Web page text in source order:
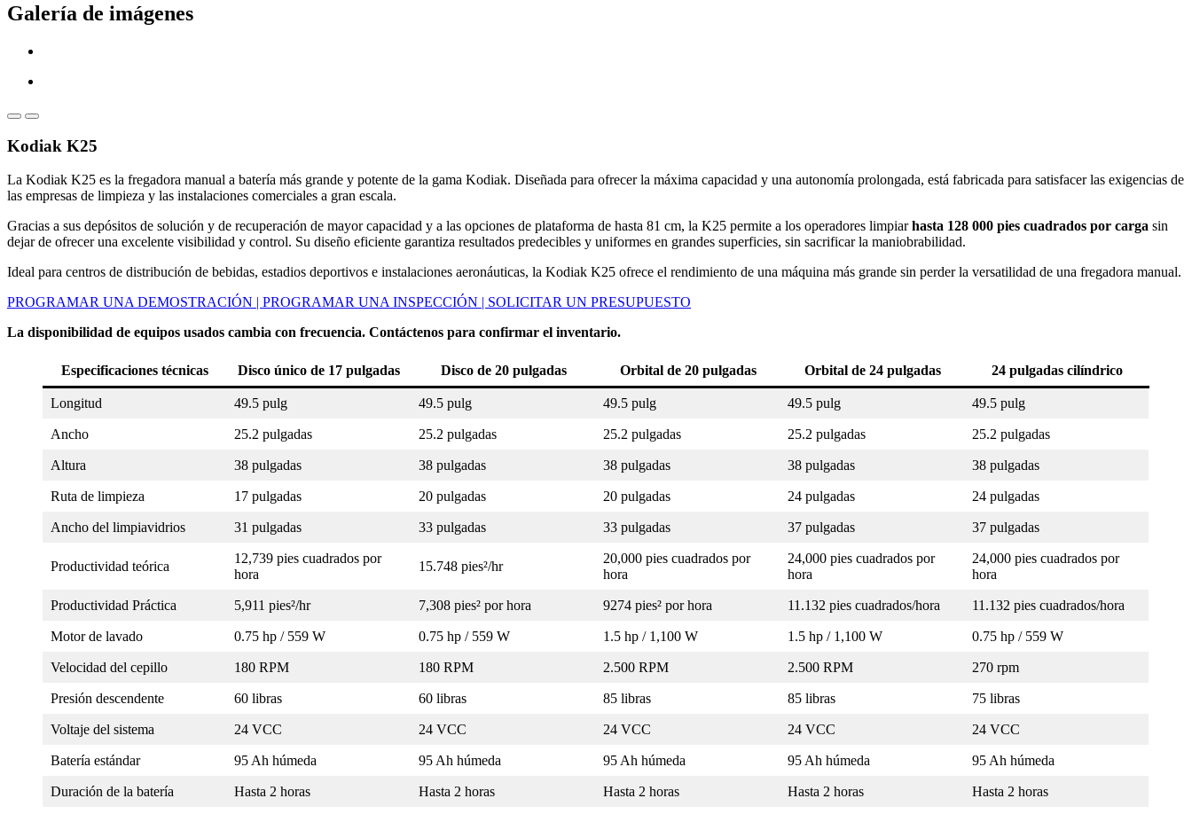
Galería de imágenes
Kodiak K25
La Kodiak K25 es la fregadora manual a batería más grande y potente de la gama Kodiak. Diseñada para ofrecer la máxima capacidad y una autonomía prolongada, está fabricada para satisfacer las exigencias de
las empresas de limpieza y las instalaciones comerciales a gran escala.
Gracias a sus depósitos de solución y de recuperación de mayor capacidad y a las opciones de plataforma de hasta 81 cm, la K25 permite a los operadores limpiarhasta 128 000 pies cuadrados por carga sin
dejar de ofrecer una excelente visibilidad y control. Su diseño eficiente garantiza resultados predecibles y uniformes en grandes superficies, sin sacrificar la maniobrabilidad.
Ideal para centros de distribución de bebidas, estadios deportivos e instalaciones aeronáuticas, la Kodiak K25 ofrece el rendimiento de una máquina más grande sin perder la versatilidad de una fregadora manual.
PROGRAMAR UNA DEMOSTRACIÓN | PROGRAMAR UNA INSPECCIÓN | SOLICITAR UN PRESUPUESTO
La disponibilidad de equipos usados cambia con frecuencia. Contáctenos para confirmar el inventario.
Especificaciones técnicas Disco único de 17 pulgadas Disco de 20 pulgadas Orbital de 20 pulgadas Orbital de 24 pulgadas 24 pulgadas cilíndrico
Longitud 49.5 pulg 49.5 pulg 49.5 pulg 49.5 pulg 49.5 pulg
Ancho 25.2 pulgadas 25.2 pulgadas 25.2 pulgadas 25.2 pulgadas 25.2 pulgadas
Altura 38 pulgadas 38 pulgadas 38 pulgadas 38 pulgadas 38 pulgadas
Ruta de limpieza 17 pulgadas 20 pulgadas 20 pulgadas 24 pulgadas 24 pulgadas
Ancho del limpiavidrios 31 pulgadas 33 pulgadas 33 pulgadas 37 pulgadas 37 pulgadas
Productividad teórica
12,739 pies cuadrados por
hora
15.748 pies²/hr
20,000 pies cuadrados por
hora
24,000 pies cuadrados por
hora
24,000 pies cuadrados por
hora
Productividad Práctica 5,911 pies²/hr 7,308 pies² por hora 9274 pies² por hora 11.132 pies cuadrados/hora 11.132 pies cuadrados/hora
Motor de lavado 0.75 hp / 559 W 0.75 hp / 559 W 1.5 hp / 1,100 W 1.5 hp / 1,100 W 0.75 hp / 559 W
Velocidad del cepillo 180 RPM 180 RPM 2.500 RPM 2.500 RPM 270 rpm
Presión descendente 60 libras 60 libras 85 libras 85 libras 75 libras
Voltaje del sistema 24 VCC 24 VCC 24 VCC 24 VCC 24 VCC
Batería estándar 95 Ah húmeda 95 Ah húmeda 95 Ah húmeda 95 Ah húmeda 95 Ah húmeda
Duración de la batería Hasta 2 horas Hasta 2 horas Hasta 2 horas Hasta 2 horas Hasta 2 horas